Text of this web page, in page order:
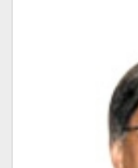
紅色恐怖正在
討論全球的民
及非紅供應鏈
會中的角色定
任。 賴清德表
的肯定，面對
接受統戰滲透
「適應不同群
七月中國官方
數PMI，由六月
二％，不僅低
五十％榮枯線
三大核心指標
（孤注一擲）